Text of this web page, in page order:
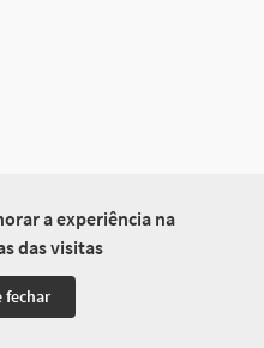
a experiência na
das visitas
fechar